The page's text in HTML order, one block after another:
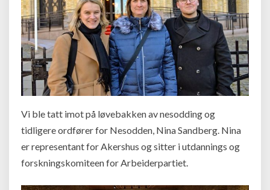
Vi ble tatt imot på løvebakken av nesodding og
tidligere ordfører for Nesodden, Nina Sandberg. Nina
er representant for Akershus og sitter i utdannings og
forskningskomiteen for Arbeiderpartiet.